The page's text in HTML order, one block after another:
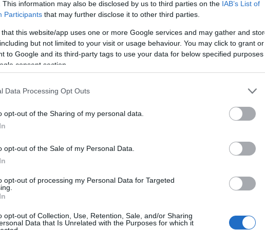
This information may also be disclosed by us to third parties on the IAB’s List of
Participants that may further disclose it to other third parties.
that this website/app uses one or more Google services and may gather and
but not limited to your visit or usage behaviour. You may click to grant or
to Google and its third-party tags to use your data for below specified purposes
consent section.
Data Processing Opt Outs
opt-out of the Sharing of my personal data.
opt-out of the Sale of my Personal Data.
opt-out of processing my Personal Data for Targeted
opt-out of Collection, Use, Retention, Sale, and/or Sharing
Data that Is Unrelated with the Purposes for which it
a film premier előtti vetítésére
énekelnek rajzfilmslágereket, sőt szívesen
rajong az állatokért.” – mesélte az énekesnő.
akik a melegebb éghajlatot kedvelik, furcsa
élnek. A Madagaszkár pingvinjei nálunk óriási
amikor világmegváltó terveket szövögetnek.
” –
sorozatokat kedvelik, amelyek tanulságokat is
Pure Ákos
Alföldi Róbert
Amadinda
Anaheimben
Le Notre Andy
Anna Kendrick
Anthony
Apropó
László
Pálmarsson
Attack aste.
Claudia Az
éjszakám a
A DAL A
Focus
A fogoly